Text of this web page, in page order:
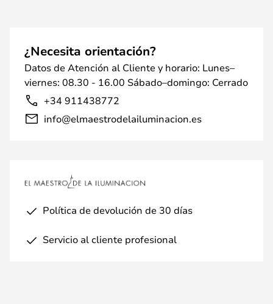
¿Necesita orientación?
Datos de Atención al Cliente y horario: Lunes–
viernes: 08.30 - 16.00 Sábado–domingo: Cerrado
+34 911438772
info@elmaestrodelailuminacion.es
Política de devolución de 30 días
Servicio al cliente profesional